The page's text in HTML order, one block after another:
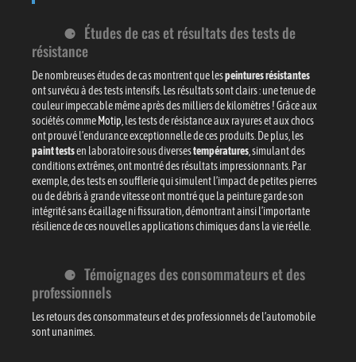
Études de cas et résultats des tests de
résistance
De nombreuses études de cas montrent que lespeintures résistantes
ont survécu à des tests intensifs. Les résultats sont clairs : une tenue de
couleur impeccable même après des milliers de kilomètres ! Grâce aux
sociétés comme Motip, les tests de résistance aux rayures et aux chocs
ont prouvé l’endurance exceptionnelle de ces produits. De plus, les
paint testsen laboratoire sous diversestempératures, simulant des
conditions extrêmes, ont montré des résultats impressionnants. Par
exemple, des tests en soufflerie qui simulent l’impact de petites pierres
ou de débris à grande vitesse ont montré que la peinture garde son
intégrité sans écaillage ni fissuration, démontrant ainsi l’importante
résilience de ces nouvelles applications chimiques dans la vie réelle.
Témoignages des consommateurs et des
professionnels
Les retours des consommateurs et des professionnels de l’automobile
sont unanimes.